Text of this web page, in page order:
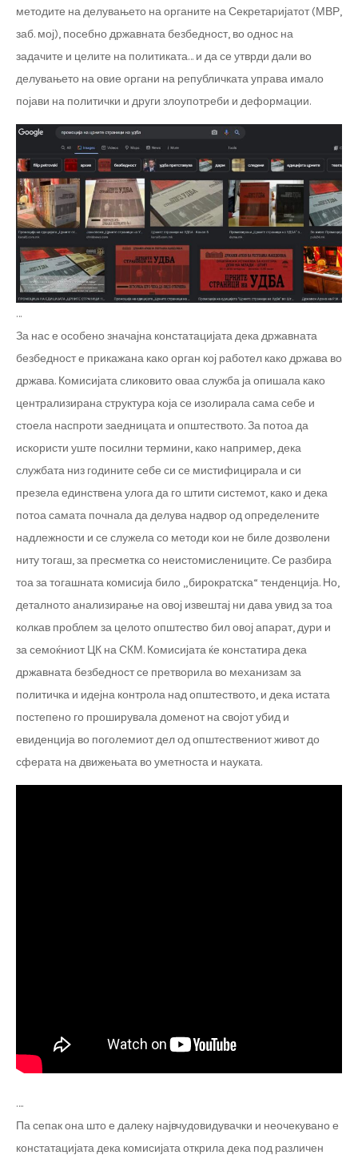
методите на делувањето на органите на Секретаријатот (МВР,
заб. мој), посебно државната безбедност, во однос на
задачите и целите на политиката… и да се утврди дали во
делувањето на овие органи на републичката управа имало
појави на политички и други злоупотреби и деформации.
…
За нас е особено значајна констатацијата дека државната
безбедност е прикажана како орган кој работел како држава во
држава. Комисијата сликовито оваа служба ја опишала како
централизирана структура која се изолирала сама себе и
стоела наспроти заедницата и општеството. За потоа да
искористи уште посилни термини, како например, дека
службата низ годините себе си се мистифицирала и си
презела единствена улога да го штити системот, како и дека
потоа самата почнала да делува надвор од определените
надлежности и се служела со методи кои не биле дозволени
ниту тогаш, за пресметка со неистомислениците. Се разбира
тоа за тогашната комисија било „бирократска“ тенденција. Но,
деталното анализирање на овој извештај ни дава увид за тоа
колкав проблем за целото општество бил овој апарат, дури и
за семоќниот ЦК на СКМ. Комисијата ќе констатира дека
државната безбедност се претворила во механизам за
политичка и идејна контрола над општеството, и дека истата
постепено го проширувала доменот на својот убид и
евиденција во поголемиот дел од општествениот живот до
сферата на движењата во уметноста и науката.
….
Па сепак она што е далеку највчудовидувачки и неочекувано е
констатацијата дека комисијата открила дека под различен